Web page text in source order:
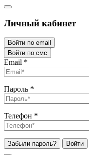
Личный кабинет
Войти по email
Войти по смс
Email *
Пароль *
Телефон *
Забыли пароль? Войти